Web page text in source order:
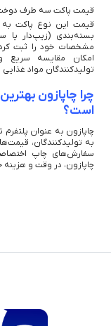
قیمت پاکت سه طرف
قیمت این نوع پاکت به
بسته‌بندی (زیپ‌دار یا
مشخصات خود را ثبت
امکان مقایسه سریع
تولیدکنندگان مواد
چرا چاپازون
است؟
چاپازون به عنوان
به تولیدکنندگان،
سفارش‌های چاپ
چاپازون، در وقت و